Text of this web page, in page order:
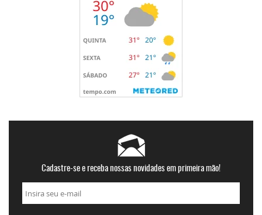
Cadastre-se e receba nossas novidades em primeira mão!